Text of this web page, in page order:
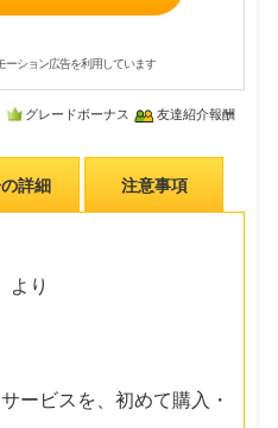
ーション広告を利用しています
グレードボーナス 友達紹介報酬
詳細 注意事項
より
ービスを、初めて購入・